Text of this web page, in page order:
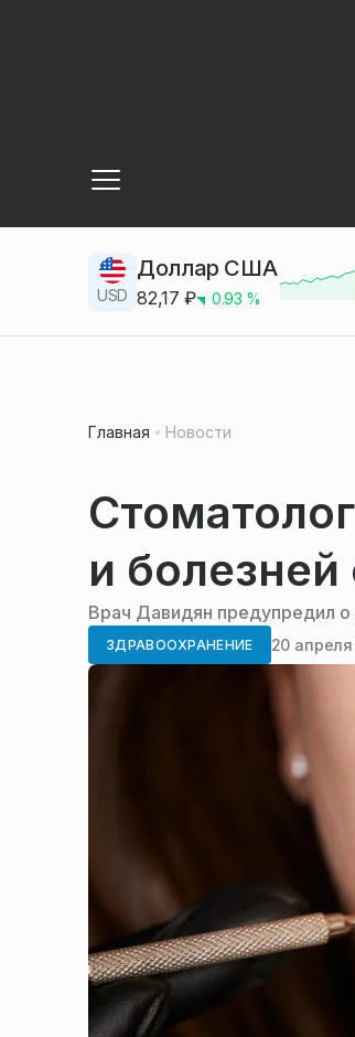
USD
Доллар США
82,17 ₽ 0.93 %
Главная Новости
и болезней
Врач Давидян предупредил о
ЗДРАВООХРАНЕНИЕ 20